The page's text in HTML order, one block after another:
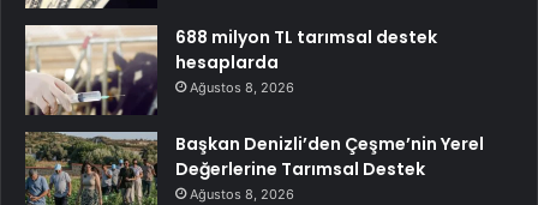
688 milyon TL tarımsal destek
hesaplarda
Ağustos 8, 2026
Başkan Denizli’den Çeşme’nin Yerel
Değerlerine Tarımsal Destek
Ağustos 8, 2026